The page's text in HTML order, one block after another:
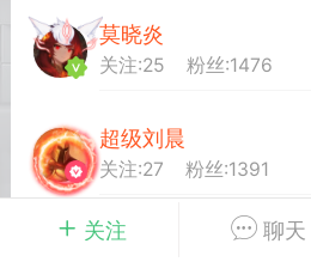
模组的发布行为：1. *...
72 2.22w
大人
Lv.8
关注 聊天
莫晓炎
关注:25 粉丝:1476
超级刘晨
关注:27 粉丝:1391
番茄酱_9